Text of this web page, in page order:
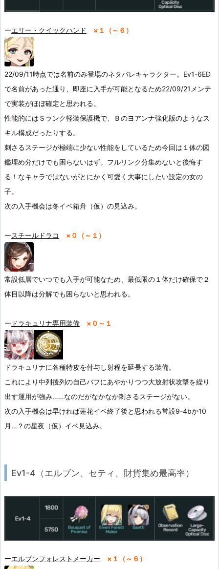
ーエリー・クイックハンド ×１（～６）
22/09/11時点では名前のみ登場のネタバレキャラクター。Ev1-6ED
で名前があった通り、即座に入手が可能となるため22/09/21メンテ
で実装がほぼ確定と思われる。
性能的にはＳランク軽装保護機で、Ｂのヨアンナ強化版のようなス
キル構成だったりする。
刺さるステージが極端に少ない性能をしているため今回は１体の図
鑑埋め分だけでも困らないはず。フルリンク分集めないと後悔す
る！なキャラではないがとにかく可愛く大事にしたい設定の女の
子。
次の入手機会は冬イベ箱舟（仮）の見込み。
ースチールドラコ ×０（～１）
常設低層でいつでも入手が可能なため、最低限の１体だけ確保で２
体目以降は分解でも困らないと思われる。
ー ドラキュリナ専用装備 ×０～１
ドラキュリナに各種特攻を付与し射程を延長する装備。
これにより中列後列の自己バフにあやかりつつ大放射状攻撃を繰り
出す運用が強み……なのだがなかなか刺さるステージがない。
次の入手機会は早ければ蓮花イベ終了後と思われる常設9-4bか10
月…？の星夜（仮）イベ見込み。
Ev1-4（エルブン、セティ、財貨集め最高率）
ーエルブンフォレストメーカー ×１（～６）